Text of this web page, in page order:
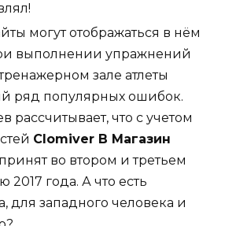
могут отображаться в нём
выполнении упражнений
зале атлеты
ряд популярных ошибок.
рассчитывает, что с учетом
Clomiver В Магазин
во втором и третьем
2017 года. А что есть
для западного человека и